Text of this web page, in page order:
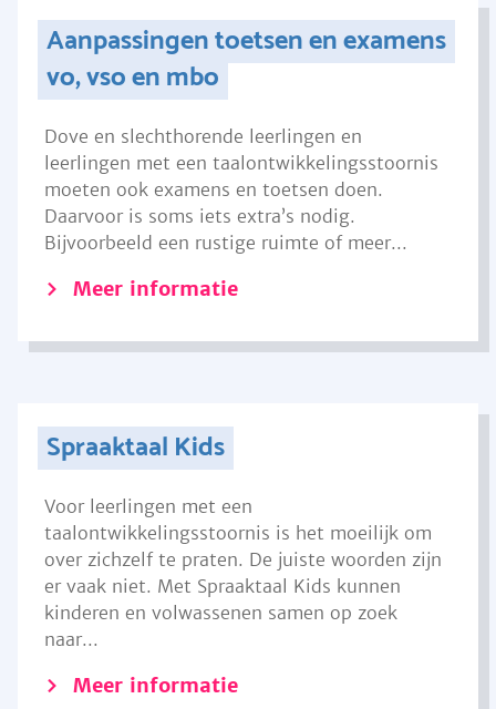
Aanpassingen toetsen en examens
vo, vso en mbo
Dove en slechthorende leerlingen en
leerlingen met een taalontwikkelingsstoornis
moeten ook examens en toetsen doen.
Daarvoor is soms iets extra’s nodig.
Bijvoorbeeld een rustige ruimte of meer...
Meer informatie
Spraaktaal Kids
Voor leerlingen met een
taalontwikkelingsstoornis is het moeilijk om
over zichzelf te praten. De juiste woorden zijn
er vaak niet. Met Spraaktaal Kids kunnen
kinderen en volwassenen samen op zoek
naar...
Meer informatie